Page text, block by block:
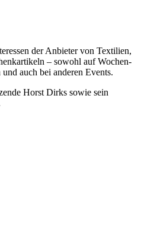
der Anbieter von Textilien,
– sowohl auf Wochen-
auch bei anderen Events.
Horst Dirks sowie sein